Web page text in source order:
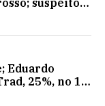
suspeito é
Eduardo
25%, no 1º